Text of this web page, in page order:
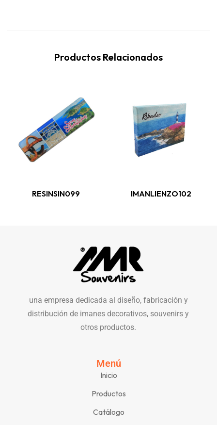
Productos Relacionados
RESINSIN099 IMANLIENZO102
una empresa dedicada al diseño, fabricación y
distribución de imanes decorativos, souvenirs y
otros productos.
Menú
Inicio
Productos
Catálogo